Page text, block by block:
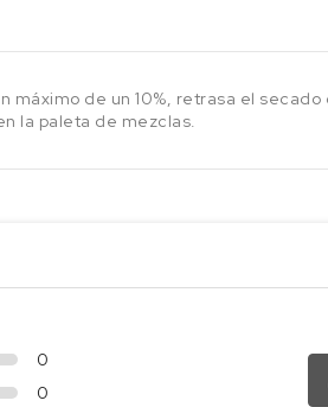
de un 10%, retrasa el secado
la paleta de mezclas.
0
0